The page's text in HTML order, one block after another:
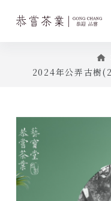
跳
至
2024年公弄古樹